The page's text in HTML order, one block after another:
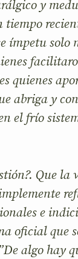
y
solo
quienes
abriga y
el frío
Que
e
oficial que
algo hay